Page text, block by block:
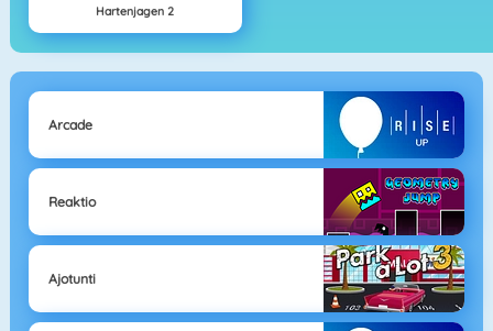
Hartenjagen 2
Arcade
Reaktio
Ajotunti